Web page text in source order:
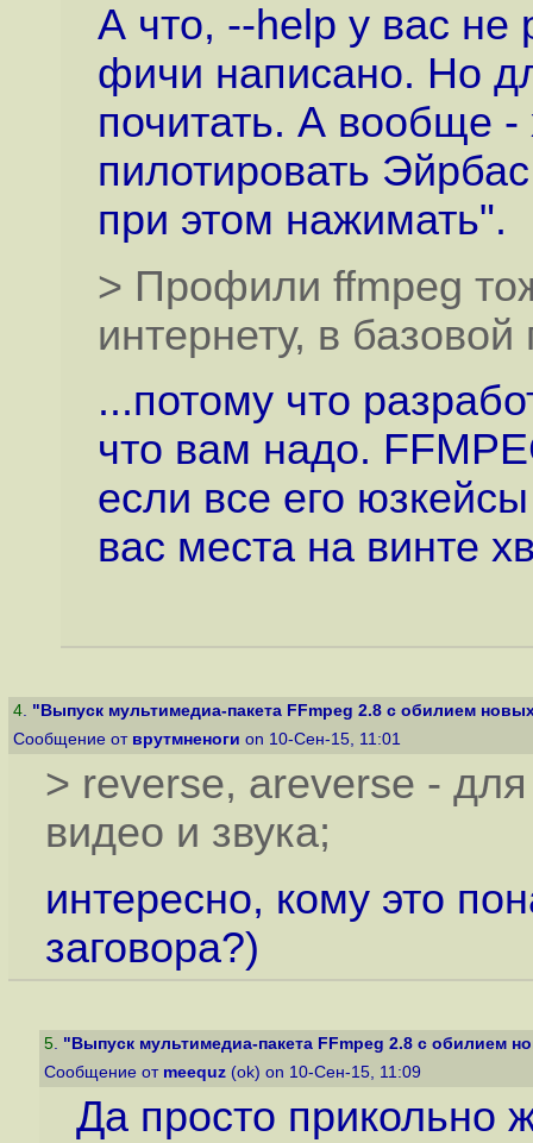
А что, --help у вас не
фичи написано. Но
почитать. А вообще -
пилотировать
при этом нажимать".
> Профили ffmpeg
интернету, в базовой
...потому что
что вам надо.
если все его
вас места на винте
4. "Выпуск мультимедиа-пакета FFmpeg 2.8 с обилием
Сообщение от врутмненоги on 10-Сен-15, 11:01
> reverse, areverse -
видео и звука;
интересно, кому это
заговора?)
5. "Выпуск мультимедиа-пакета FFmpeg 2.8 с обилием
Сообщение от meequz (ok) on 10-Сен-15, 11:09
Да просто прикольно